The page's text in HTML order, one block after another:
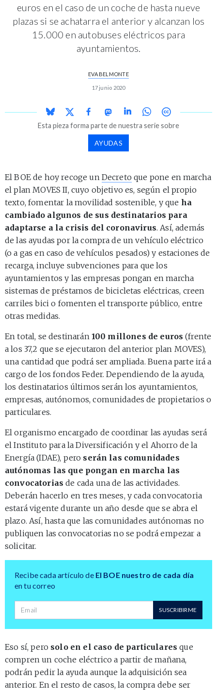
euros en el caso de un coche de hasta nueve
plazas si se achatarra el anterior y alcanzan los
15.000 en autobuses eléctricos para
ayuntamientos.
EVA BELMONTE
17 junio 2020
Esta pieza forma parte de nuestra serie sobre
AYUDAS
El BOE de hoy recoge un Decreto que pone en marcha
el plan MOVES II, cuyo objetivo es, según el propio
texto, fomentar la movilidad sostenible, y que ha
cambiado algunos de sus destinatarios para
adaptarse a la crisis del coronavirus. Así, además
de las ayudas por la compra de un vehículo eléctrico
(o a gas en caso de vehículos pesados) y estaciones de
recarga, incluye subvenciones para que los
ayuntamientos y las empresas pongan en marcha
sistemas de préstamos de bicicletas eléctricas, creen
carriles bici o fomenten el transporte público, entre
otras medidas.
En total, se destinarán 100 millones de euros (frente
a los 37,2 que se ejecutaron del anterior plan MOVES),
una cantidad que podrá ser ampliada. Buena parte irá a
cargo de los fondos Feder. Dependiendo de la ayuda,
los destinatarios últimos serán los ayuntamientos,
empresas, autónomos, comunidades de propietarios o
particulares.
El organismo encargado de coordinar las ayudas será
el Instituto para la Diversificación y el Ahorro de la
Energía (IDAE), pero serán las comunidades
autónomas las que pongan en marcha las
convocatorias de cada una de las actividades.
Deberán hacerlo en tres meses, y cada convocatoria
estará vigente durante un año desde que se abra el
plazo. Así, hasta que las comunidades autónomas no
publiquen las convocatorias no se podrá empezar a
solicitar.
Recibe cada artículo de El BOE nuestro de cada día
en tu correo
Dirección de correo SUSCRIBIRME
Eso sí, pero solo en el caso de particulares que
compren un coche eléctrico a partir de mañana,
podrán pedir la ayuda aunque la adquisición sea
anterior. En el resto de casos, la compra debe ser